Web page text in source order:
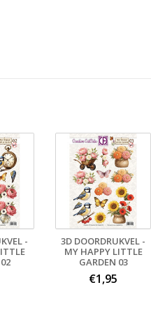
-
3D DOORDRUKVEL -
MY HAPPY LITTLE
GARDEN 03
€1,95